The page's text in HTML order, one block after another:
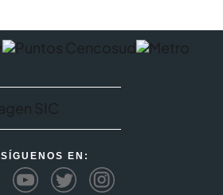
SÍGUENOS EN: